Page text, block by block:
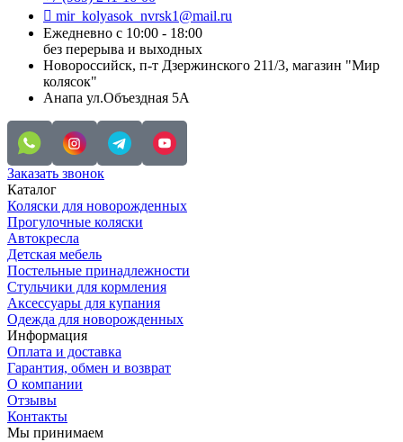
mir_kolyasok_nvrsk1@mail.ru
Ежедневно с 10:00 - 18:00
без перерыва и выходных
Новороссийск, п-т Дзержинского 211/3, магазин "Мир
колясок"
Анапа ул.Объездная 5А
Заказать звонок
Каталог
Коляски для новорожденных
Прогулочные коляски
Автокресла
Детская мебель
Постельные принадлежности
Стульчики для кормления
Аксессуары для купания
Одежда для новорожденных
Информация
Оплата и доставка
Гарантия, обмен и возврат
О компании
Отзывы
Контакты
Мы принимаем